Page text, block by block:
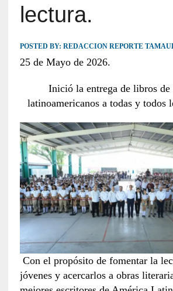
lectura.
POSTED BY: REDACCION REPORTE
25 de Mayo de 2026.
Inició la entrega de libros de
latinoamericanos a todas y todos
Con el propósito de fomentar la
jóvenes y acercarlos a obras